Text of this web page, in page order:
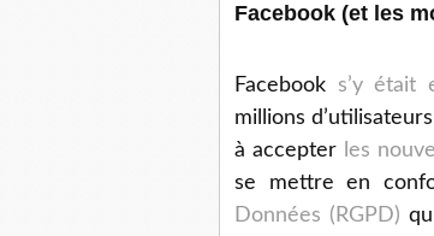
Facebook (et les
Facebook s’y était
millions
à accepter
les
se mettre en
Données (RGPD)